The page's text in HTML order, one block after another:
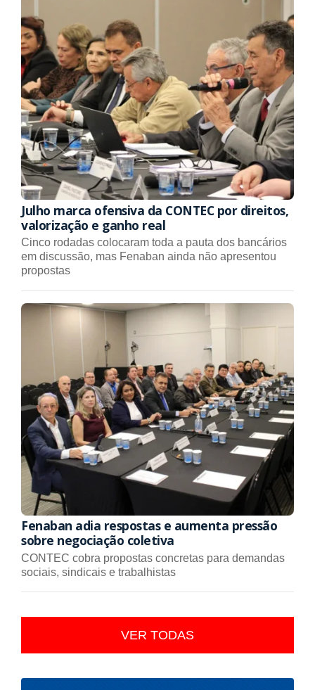
Julho marca ofensiva da CONTEC por direitos,
valorização e ganho real
Cinco rodadas colocaram toda a pauta dos bancários
em discussão, mas Fenaban ainda não apresentou
propostas
Fenaban adia respostas e aumenta pressão
sobre negociação coletiva
CONTEC cobra propostas concretas para demandas
sociais, sindicais e trabalhistas
VER TODAS